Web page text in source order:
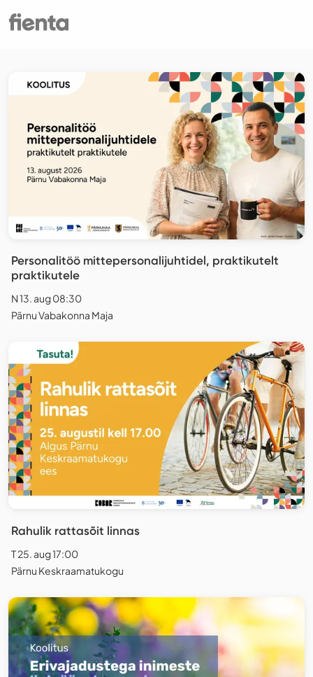
Personalitöö mittepersonalijuhtidel, praktikutelt
praktikutele
N 13. aug 08:30
Pärnu Vabakonna Maja
Rahulik rattasõit linnas
T 25. aug 17:00
Pärnu Keskraamatukogu